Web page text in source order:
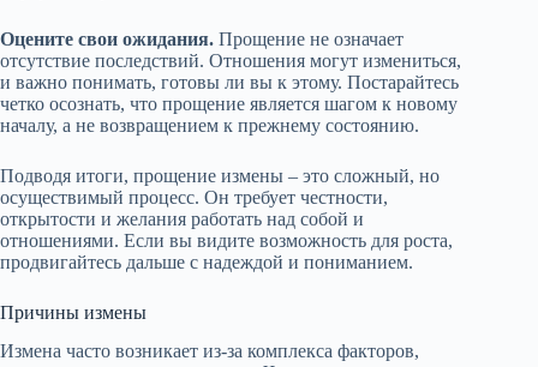
Оцените свои ожидания. Прощение не означает
отсутствие последствий. Отношения могут измениться,
и важно понимать, готовы ли вы к этому. Постарайтесь
четко осознать, что прощение является шагом к новому
началу, а не возвращением к прежнему состоянию.
Подводя итоги, прощение измены – это сложный, но
осуществимый процесс. Он требует честности,
открытости и желания работать над собой и
отношениями. Если вы видите возможность для роста,
продвигайтесь дальше с надеждой и пониманием.
Причины измены
Измена часто возникает из-за комплекса факторов,